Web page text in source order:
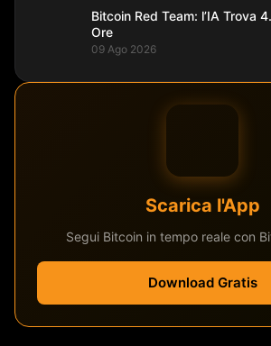
Bitcoin Red Team: l’IA Trova
Ore
09 Ago 2026
Scarica l'App
Segui Bitcoin in tempo reale con
Download Gratis